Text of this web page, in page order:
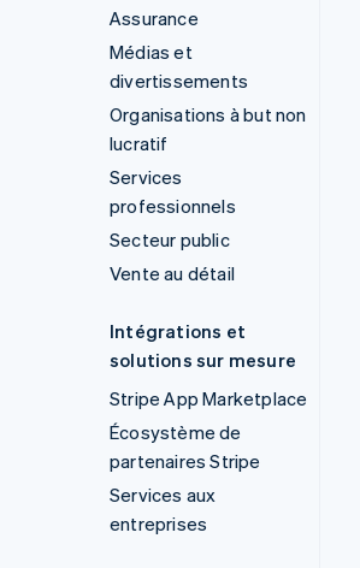
Assurance
Médias et
divertissements
Organisations à but non
lucratif
Services
professionnels
Secteur public
Vente au détail
Intégrations et
solutions sur mesure
Stripe App Marketplace
Écosystème de
partenaires Stripe
Services aux
entreprises